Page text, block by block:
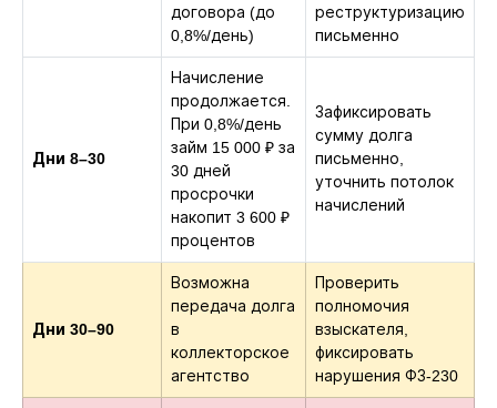
договора (до
0,8%/день)
реструктуризацию
письменно
Дни 8–30
Начисление
продолжается.
При 0,8%/день
займ 15 000 ₽ за
30 дней
просрочки
накопит 3 600 ₽
процентов
Зафиксировать
сумму долга
письменно,
уточнить потолок
начислений
Дни 30–90
Возможна
передача долга
в
коллекторское
агентство
Проверить
полномочия
взыскателя,
фиксировать
нарушения ФЗ-230